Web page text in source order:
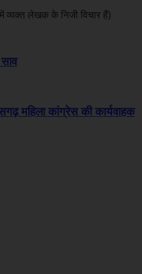
लेखक के निजी विचार हैं)
महिला कांग्रेस की कार्यवाहक